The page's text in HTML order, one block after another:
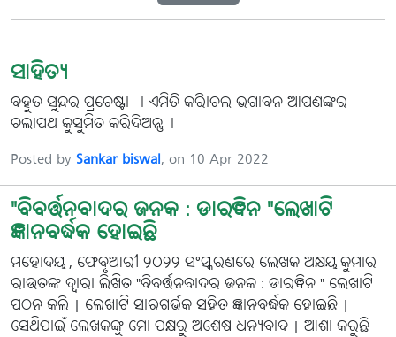
ସାହିତ୍ୟ
ବହୁତ ସୁନ୍ଦର ପ୍ରଚେଷ୍ଟା । ଏମିତି କରିାଚଲ ଭଗାବନ ଆପଣଙ୍କର
ଚଲାପଥ କୁସୁମିତ କରିଦିଅନ୍ତୁ।
Posted by Sankar biswal, on 10 Apr 2022
"ବିବର୍ତ୍ତନବାଦର ଜନକ : ଡାରୱିନ "ଲେଖାଟି
ଜ୍ଞାନବର୍ଦ୍ଧକ ହୋଇଛି
ମହୋଦୟ , ଫେବୃଆରୀ ୨୦୨୨ ସଂସ୍କରଣରେ ଲେଖକ ଅକ୍ଷୟ କୁମାର
ରାଉତଙ୍କ ଦ୍ୱାରା ଲିଖିତ "ବିବର୍ତ୍ତନବାଦର ଜନକ : ଡାରୱିନ " ଲେଖାଟି
ପଠନ କଲି | ଲେଖାଟି ସାରଗର୍ଭକ ସହିତ ଜ୍ଞାନବର୍ଦ୍ଧକ ହୋଇଛି |
ସେଥିପାଇଁ ଲେଖକଙ୍କୁ ମୋ ପକ୍ଷରୁ ଅଶେଷ ଧନ୍ୟବାଦ | ଆଶା କରୁଛି